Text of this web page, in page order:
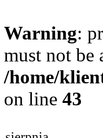
Warning:
must not be
/home/
on line 43